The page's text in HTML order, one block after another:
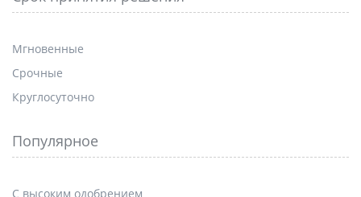
Мгновенные
Срочные
Круглосуточно
Популярное
С высоким одобрением